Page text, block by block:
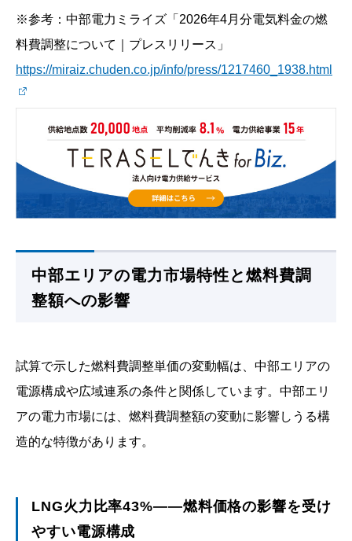
※参考：中部電力ミライズ「2026年4月分電気料金の燃
料費調整について｜プレスリリース」
https://miraiz.chuden.co.jp/info/press/1217460_1938.html
中部エリアの電力市場特性と燃料費調
整額への影響
試算で示した燃料費調整単価の変動幅は、中部エリアの
電源構成や広域連系の条件と関係しています。中部エリ
アの電力市場には、燃料費調整額の変動に影響しうる構
造的な特徴があります。
LNG火力比率43%――燃料価格の影響を受け
やすい電源構成